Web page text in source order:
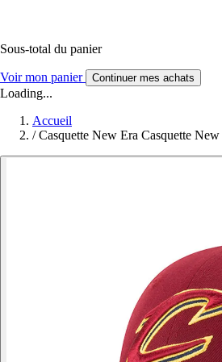
Sous-total du panier
Voir mon panier Continuer mes achats
Loading...
Accueil
/ Casquette New Era Casquette